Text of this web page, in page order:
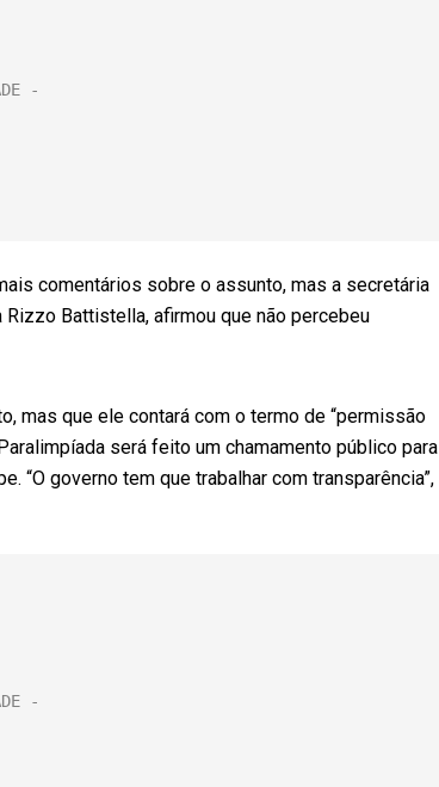
comentários sobre o assunto, mas a secretária
Battistella, afirmou que não percebeu
mas que ele contará com o termo de “permissão
será feito um chamamento público para
“O governo tem que trabalhar com transparência”,